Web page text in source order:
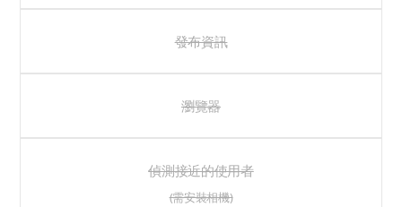
發布資訊
瀏覽器
偵測接近的使用者
(需安裝相機)